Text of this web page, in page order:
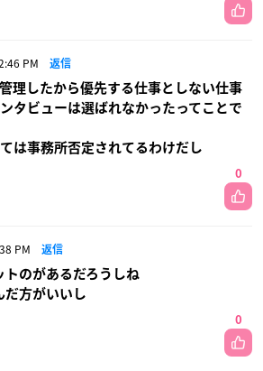
PM 返信
理したから優先する仕事としない仕事
タビューは選ばれなかったってことで
は事務所否定されてるわけだし
0
PM 返信
トのがあるだろうしね
だ方がいいし
0